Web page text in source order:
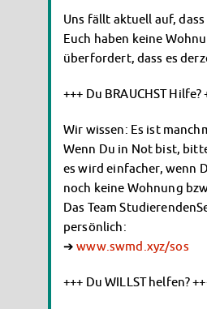
Uns fällt aktuell auf,
Euch haben keine
überfordert, dass es
+++ Du BRAUCHST Hilfe?
Wir wissen: Es ist
Wenn Du in Not bist,
es wird einfacher, wenn
noch keine Wohnung
Das Team
persönlich:
➔www.swmd.xyz/sos
+++ Du WILLST helfen?